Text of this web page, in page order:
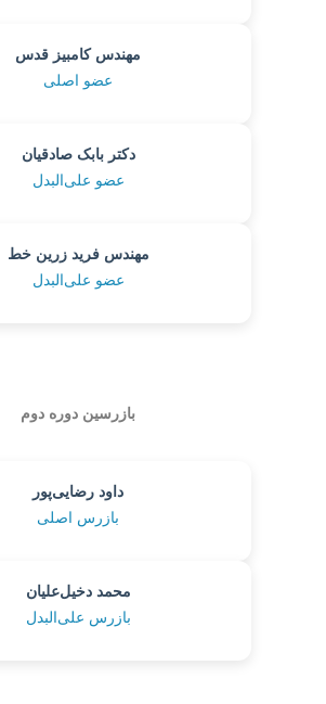
مهندس کامبیز قدس
عضو اصلی
دکتر بابک صادقیان
عضو علی‌البدل
مهندس فرید زرین خط
عضو علی‌البدل
بازرسین دوره دوم
داود رضایی‌پور
بازرس اصلی
محمد دخیل‌علیان
بازرس علی‌البدل